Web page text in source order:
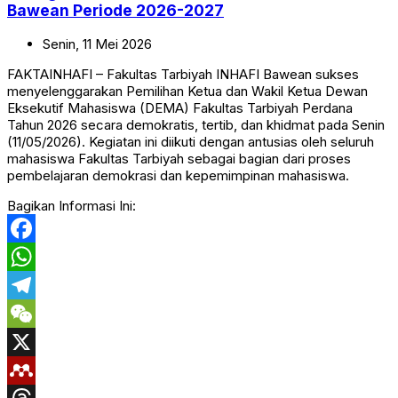
Bawean Periode 2026-2027
Senin, 11 Mei 2026
FAKTAINHAFI – Fakultas Tarbiyah INHAFI Bawean sukses
menyelenggarakan Pemilihan Ketua dan Wakil Ketua Dewan
Eksekutif Mahasiswa (DEMA) Fakultas Tarbiyah Perdana
Tahun 2026 secara demokratis, tertib, dan khidmat pada Senin
(11/05/2026). Kegiatan ini diikuti dengan antusias oleh seluruh
mahasiswa Fakultas Tarbiyah sebagai bagian dari proses
pembelajaran demokrasi dan kepemimpinan mahasiswa.
Bagikan Informasi Ini:
Facebook
WhatsApp
Telegram
WeChat
X